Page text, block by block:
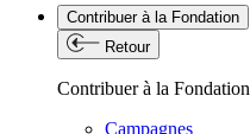
Contribuer à la Fondation
Retour
Contribuer à la Fondation
Campagnes